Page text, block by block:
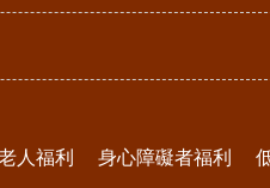
人福利 身心障礙者福利